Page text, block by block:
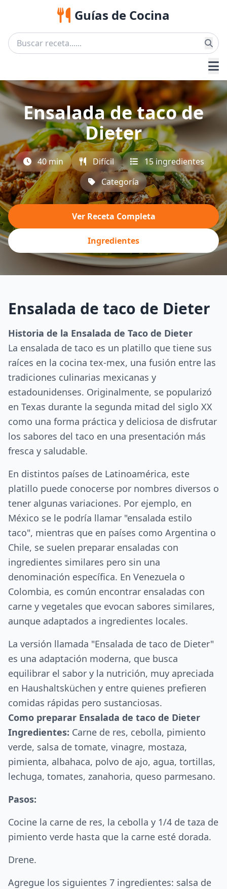
Guías de Cocina
Ensalada de taco de
Dieter
40 min Difícil
15 ingredientes
Categoría
Ver Receta Completa
Ingredientes
Ensalada de taco de Dieter
Historia de la Ensalada de Taco de Dieter
La ensalada de taco es un platillo que tiene sus
raíces en la cocina tex-mex, una fusión entre las
tradiciones culinarias mexicanas y
estadounidenses. Originalmente, se popularizó
en Texas durante la segunda mitad del siglo XX
como una forma práctica y deliciosa de disfrutar
los sabores del taco en una presentación más
fresca y saludable.
En distintos países de Latinoamérica, este
platillo puede conocerse por nombres diversos o
tener algunas variaciones. Por ejemplo, en
México se le podría llamar "ensalada estilo
taco", mientras que en países como Argentina o
Chile, se suelen preparar ensaladas con
ingredientes similares pero sin una
denominación específica. En Venezuela o
Colombia, es común encontrar ensaladas con
carne y vegetales que evocan sabores similares,
aunque adaptados a ingredientes locales.
La versión llamada "Ensalada de taco de Dieter"
es una adaptación moderna, que busca
equilibrar el sabor y la nutrición, muy apreciada
en Haushaltsküchen y entre quienes prefieren
comidas rápidas pero sustanciosas.
Como preparar Ensalada de taco de Dieter
Ingredientes: Carne de res, cebolla, pimiento
verde, salsa de tomate, vinagre, mostaza,
pimienta, albahaca, polvo de ajo, agua, tortillas,
lechuga, tomates, zanahoria, queso parmesano.
Pasos:
Cocine la carne de res, la cebolla y 1/4 de taza de
pimiento verde hasta que la carne esté dorada.
Drene.
Agregue los siguientes 7 ingredientes: salsa de